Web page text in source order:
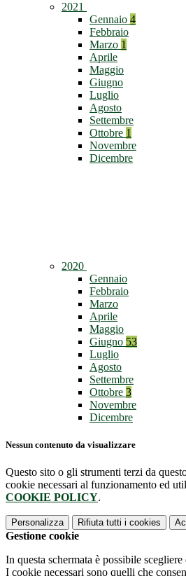
2021
Gennaio 4
Febbraio
Marzo 1
Aprile
Maggio
Giugno
Luglio
Agosto
Settembre
Ottobre 1
Novembre
Dicembre
2020
Gennaio
Febbraio
Marzo
Aprile
Maggio
Giugno 53
Luglio
Agosto
Settembre
Ottobre 3
Novembre
Dicembre
Nessun contenuto da visualizzare
Questo sito o gli strumenti terzi da
cookie necessari al funzionamento ed
COOKIE POLICY.
Personalizza Rifiuta tutti i cookies
Gestione cookie
In questa schermata è possibile
I cookie necessari sono quelli che